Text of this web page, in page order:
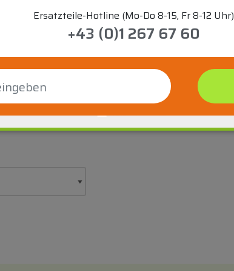
Ersatzteile-Hotline (Mo-Do 8-15, Fr 8-12 Uhr)
+43 (0)1 267 67 60